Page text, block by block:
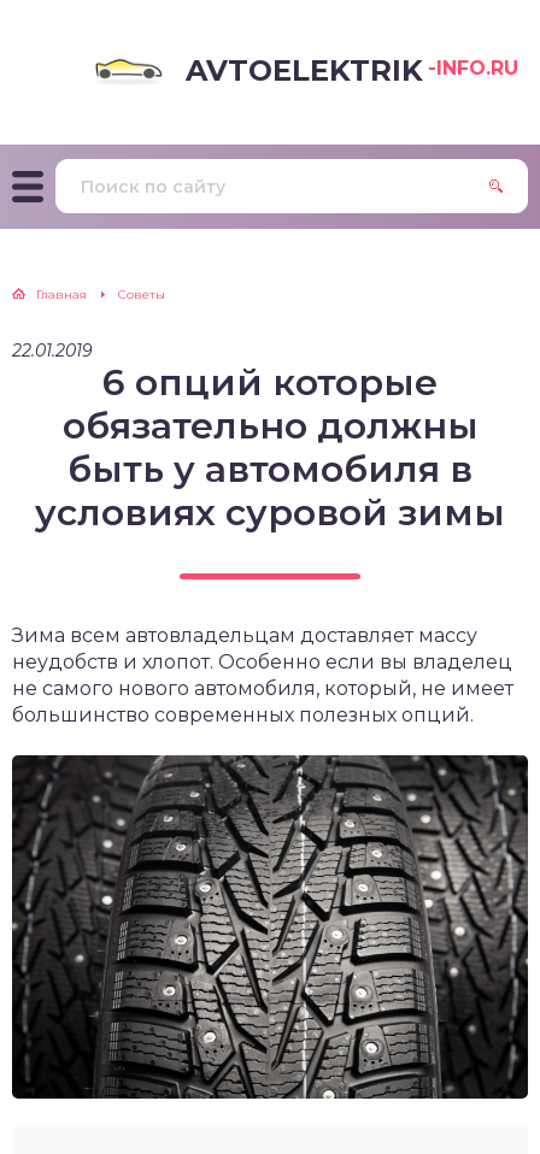
AVTOELEKTRIK -INFO.RU
Главная Советы
22.01.2019
6 опций которые
обязательно должны
быть у автомобиля в
условиях суровой зимы
Зима всем автовладельцам доставляет массу
неудобств и хлопот. Особенно если вы владелец
не самого нового автомобиля, который, не имеет
большинство современных полезных опций.